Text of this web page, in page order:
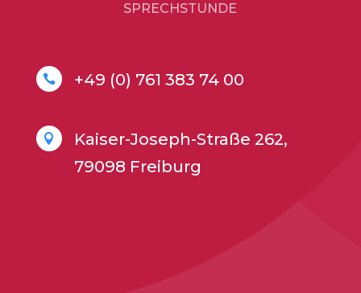
SPRECHSTUNDE
 +49 (0) 761 383 74 00

Kaiser-Joseph-Straße 262,
79098 Freiburg